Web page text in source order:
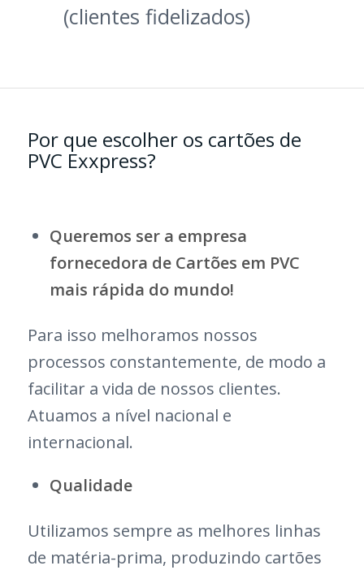
(clientes fidelizados)
Por que escolher os cartões de
PVC Exxpress?
Queremos ser a empresa
fornecedora de Cartões em PVC
mais rápida do mundo!
Para isso melhoramos nossos
processos constantemente, de modo a
facilitar a vida de nossos clientes.
Atuamos a nível nacional e
internacional.
Qualidade
Utilizamos sempre as melhores linhas
de matéria-prima, produzindo cartões